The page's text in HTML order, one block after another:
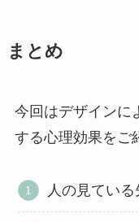
まとめ
今回はデザインに
する心理効果をご
人の見てい